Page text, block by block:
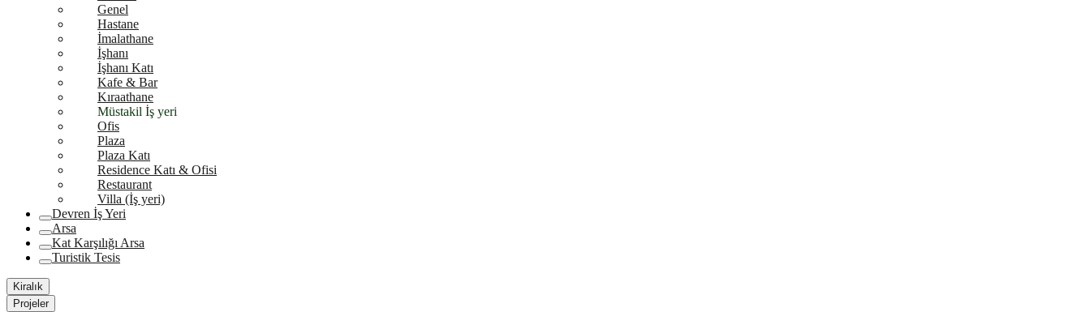
Genel
Hastane
İmalathane
İşhanı
İşhanı Katı
Kafe & Bar
Kıraathane
Müstakil İş yeri
Ofis
Plaza
Plaza Katı
Residence Katı & Ofisi
Restaurant
Villa (İş yeri)
Devren İş Yeri
Arsa
Kat Karşılığı Arsa
Turistik Tesis
Kiralık
Projeler